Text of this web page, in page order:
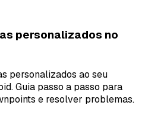
personalizados no
personalizados ao seu
Guia passo a passo para
e resolver problemas.